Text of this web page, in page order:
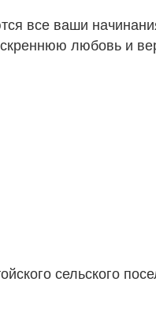
все ваши
любовь и
сельского